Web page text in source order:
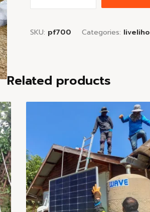
SKU: pf700 Categories:
Related products